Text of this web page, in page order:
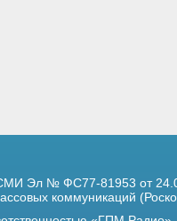
Эл № ФС77-81953 от
коммуникаций